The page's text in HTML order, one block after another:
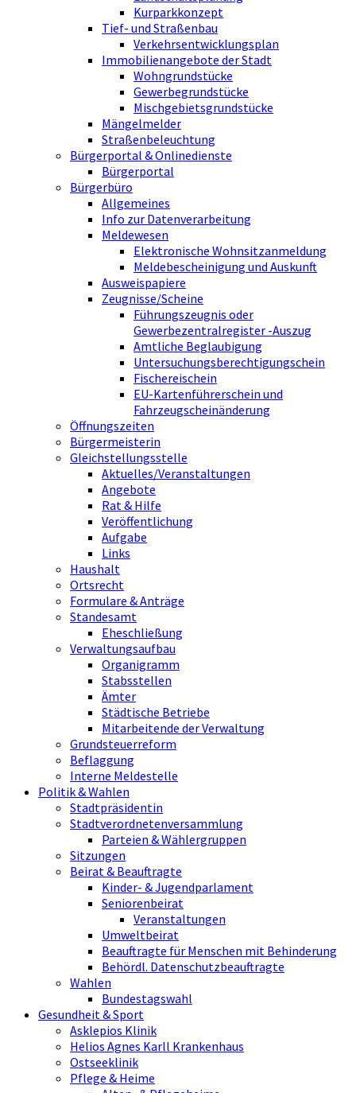
Kurparkkonzept
Tief- und Straßenbau
Verkehrsentwicklungsplan
Immobilienangebote der Stadt
Wohngrundstücke
Gewerbegrundstücke
Mischgebietsgrundstücke
Mängelmelder
Straßenbeleuchtung
Bürgerportal & Onlinedienste
Bürgerportal
Bürgerbüro
Allgemeines
Info zur Datenverarbeitung
Meldewesen
Elektronische Wohnsitzanmeldung
Meldebescheinigung und Auskunft
Ausweispapiere
Zeugnisse/Scheine
Führungszeugnis oder
Gewerbezentralregister -Auszug
Amtliche Beglaubigung
Untersuchungsberechtigungschein
Fischereischein
EU-Kartenführerschein und
Fahrzeugscheinänderung
Öffnungszeiten
Bürgermeisterin
Gleichstellungsstelle
Aktuelles/Veranstaltungen
Angebote
Rat & Hilfe
Veröffentlichung
Aufgabe
Links
Haushalt
Ortsrecht
Formulare & Anträge
Standesamt
Eheschließung
Verwaltungsaufbau
Organigramm
Stabsstellen
Ämter
Städtische Betriebe
Mitarbeitende der Verwaltung
Grundsteuerreform
Beflaggung
Interne Meldestelle
Politik & Wahlen
Stadtpräsidentin
Stadtverordnetenversammlung
Parteien & Wählergruppen
Sitzungen
Beirat & Beauftragte
Kinder- & Jugendparlament
Seniorenbeirat
Veranstaltungen
Umweltbeirat
Beauftragte für Menschen mit Behinderung
Behördl. Datenschutzbeauftragte
Wahlen
Bundestagswahl
Gesundheit & Sport
Asklepios Klinik
Helios Agnes Karll Krankenhaus
Ostseeklinik
Pflege & Heime